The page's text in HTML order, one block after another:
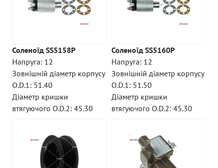
Соленоїд SS5158P
Напруга: 12
Зовнішній діаметр корпусу
O.D.1: 51.40
Діаметр кришки
втягуючого O.D.2: 45.30
Соленоїд SS5160P
Напруга: 12
Зовнішній діаметр корпусу
O.D.1: 51.50
Діаметр кришки
втягуючого O.D.2: 45.30